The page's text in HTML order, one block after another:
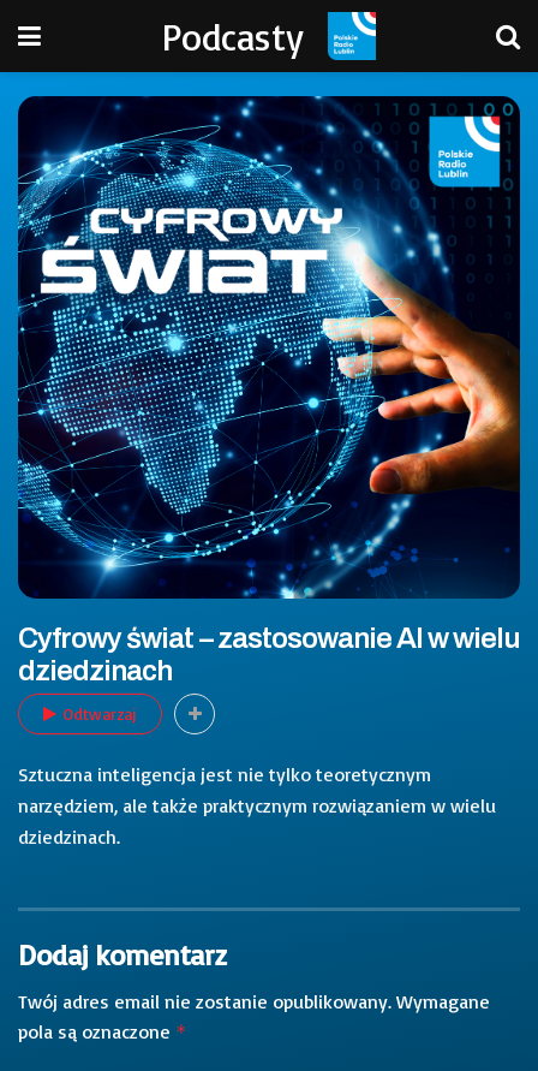
Podcasty
Cyfrowy świat – zastosowanie AI w wielu
dziedzinach
Odtwarzaj
Sztuczna inteligencja jest nie tylko teoretycznym
narzędziem, ale także praktycznym rozwiązaniem w wielu
dziedzinach.
Dodaj komentarz
Twój adres email nie zostanie opublikowany. Wymagane
pola są oznaczone *